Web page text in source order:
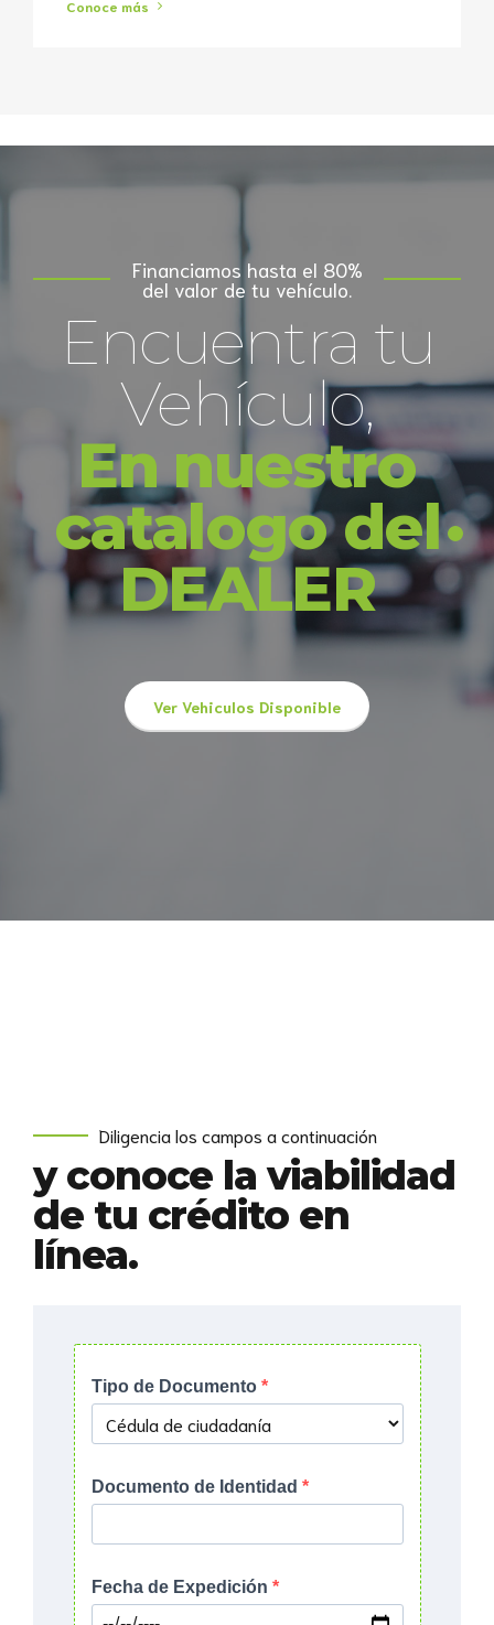
Conoce más
Financiamos hasta el 80%
del valor de tu vehículo.⁣
Encuentra tu
Vehículo,
En nuestro
catalogo del
DEALER
Ver Vehiculos Disponible
Diligencia los campos a continuación
y conoce la viabilidad
de tu crédito en
línea.
Tipo de Documento
Documento de Identidad
Fecha de Expedición